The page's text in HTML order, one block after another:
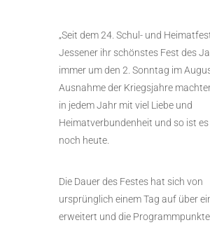
„Seit dem 24. Schul- und
Jessener ihr schönstes Fest des
immer um den 2. Sonntag im
Ausnahme der Kriegsjahre
in jedem Jahr mit viel Liebe und
Heimatverbundenheit und so ist
noch heute.
Die Dauer des Festes hat sich von
ursprünglich einem Tag auf über
erweitert und die